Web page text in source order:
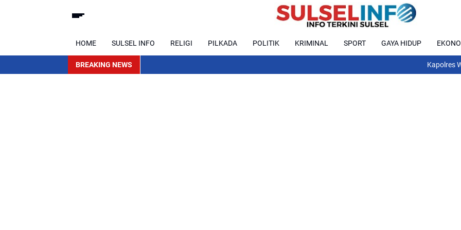
HOME SULSEL INFO RELIGI PILKADA POLITIK KRIMINAL SPORT GAYA HIDUP
BREAKING NEWS Kapolres Wajo